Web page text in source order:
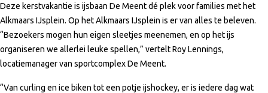
Deze kerstvakantie is ijsbaan De Meent dé plek voor families met het
Alkmaars IJsplein. Op het Alkmaars IJsplein is er van alles te beleven.
“Bezoekers mogen hun eigen sleetjes meenemen, en op het ijs
organiseren we allerlei leuke spellen,” vertelt Roy Lennings,
locatiemanager van sportcomplex De Meent.
“Van curling en ice biken tot een potje ijshockey, er is iedere dag wat